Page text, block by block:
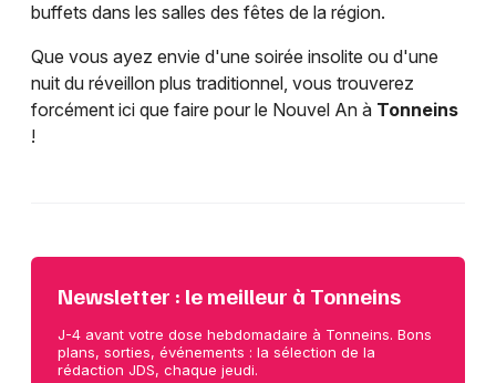
buffets dans les salles des fêtes de la région.
Que vous ayez envie d'une soirée insolite ou d'une
nuit du réveillon plus traditionnel, vous trouverez
forcément ici que faire pour le Nouvel An à Tonneins
!
Newsletter : le meilleur à Tonneins
J-4 avant votre dose hebdomadaire à Tonneins. Bons
plans, sorties, événements : la sélection de la
rédaction JDS, chaque jeudi.